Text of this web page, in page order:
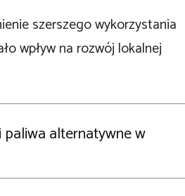
szerszego wykorzystania
wpływ na rozwój lokalnej
paliwa alternatywne w